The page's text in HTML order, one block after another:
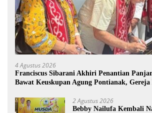
4 Agustus 2026
Franciscus Sibarani Akhiri Penantian
Bawat Keuskupan Agung Pontianak,
2 Agustus 2026
Bebby Nailufa Kembali